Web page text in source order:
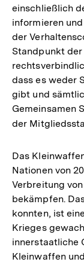
einschließlich
informieren
der
Standpunkt
dass es weder
gibt und
Gemeinsamen
der
Das
Nationen von
Verbreitung
bekämpfen.
konnten, ist
Krieges
innerstaatliche
Kleinwaffen